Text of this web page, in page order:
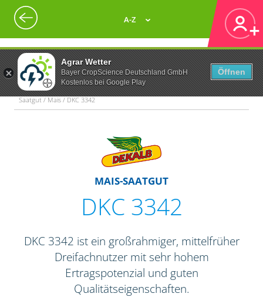
Agrar Wetter
Bayer CropScience Deutschland GmbH
Kostenlos bei Google Play
Öffnen
A-Z
Saatgut / Mais / DKC 3342
MAIS-SAATGUT
DKC 3342
DKC 3342 ist ein großrahmiger, mittelfrüher
Dreifachnutzer mit sehr hohem
Ertragspotenzial und guten
Qualitätseigenschaften.